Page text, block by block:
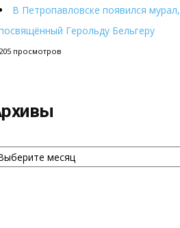
В Петропавловске появился мурал,
Герольду Бельгеру
просмотров